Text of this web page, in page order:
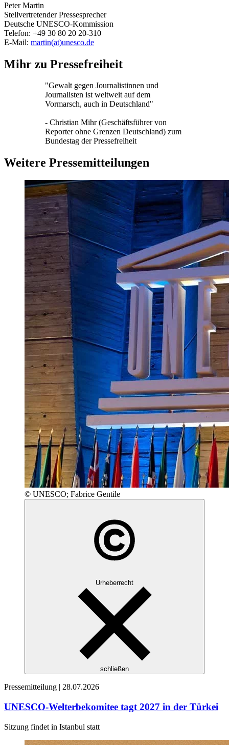
Peter Martin
Stellvertretender Pressesprecher
Deutsche UNESCO-Kommission
Telefon: +49 30 80 20 20-310
E-Mail: martin(at)unesco.de
Mihr zu Pressefreiheit
"Gewalt gegen Journalistinnen und
Journalisten ist weltweit auf dem
Vormarsch, auch in Deutschland"
- Christian Mihr (Geschäftsführer von
Reporter ohne Grenzen Deutschland) zum
Bundestag der Pressefreiheit
Weitere Pressemitteilungen
© UNESCO; Fabrice Gentile
Urheberrecht
schließen
Pressemitteilung | 28.07.2026
UNESCO-Welterbekomitee tagt 2027 in der Türkei
Sitzung findet in Istanbul statt